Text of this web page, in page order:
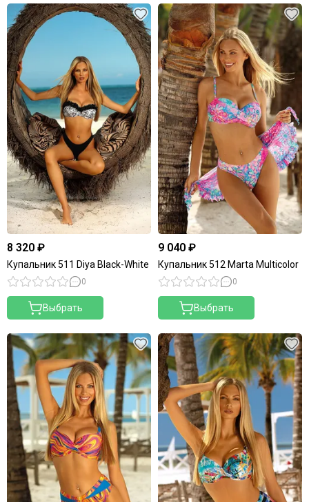
8 320 ₽
Купальник 511 Diya Black-White
0
Выбрать
9 040 ₽
Купальник 512 Marta Multicolor
0
Выбрать